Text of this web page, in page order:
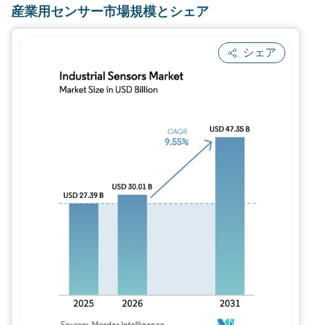
産業用センサー市場規模とシェア
シェア